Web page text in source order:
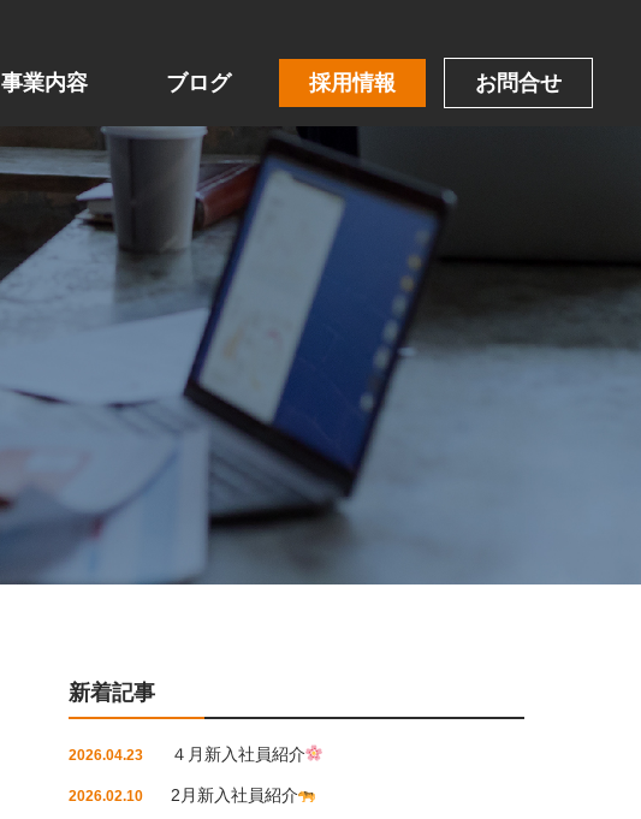
事業内容 ブログ 採用情報 お問合せ
新着記事
2026.04.23 ４月新入社員紹介
2026.02.10 2月新入社員紹介